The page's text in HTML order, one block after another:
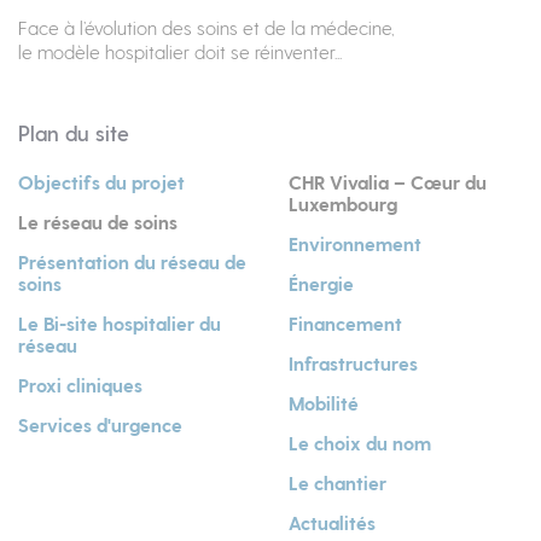
Face à l’évolution des soins et de la médecine,
le modèle hospitalier doit se réinventer...
Plan du site
Objectifs du projet
Le réseau de soins
Présentation du réseau de
soins
Le Bi-site hospitalier du
réseau
Proxi cliniques
Services d'urgence
CHR Vivalia – Cœur du
Luxembourg
Environnement
Énergie
Financement
Infrastructures
Mobilité
Le choix du nom
Le chantier
Actualités